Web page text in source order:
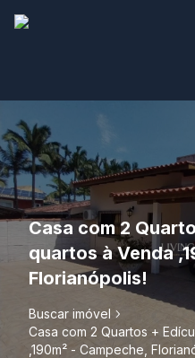
Casa com 2
quartos à Venda
Florianópolis!
Buscar imóvel
Casa com 2 Quartos +
,190m² - Campeche,